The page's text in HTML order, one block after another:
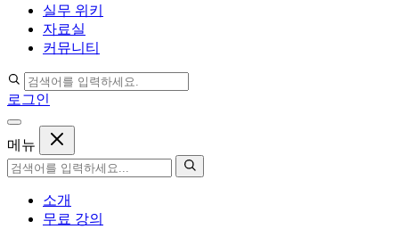
실무 위키
자료실
커뮤니티
로그인
메뉴
소개
무료 강의